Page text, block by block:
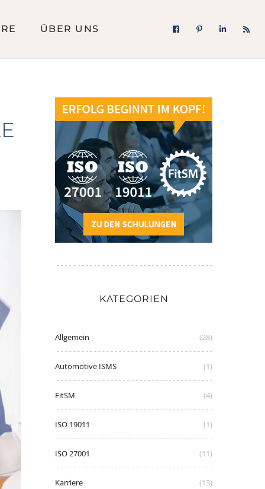
ÜBER UNS
KATEGORIEN
Allgemein (28)
Automotive ISMS (1)
FitSM (4)
ISO 19011 (1)
ISO 27001 (11)
Karriere (13)